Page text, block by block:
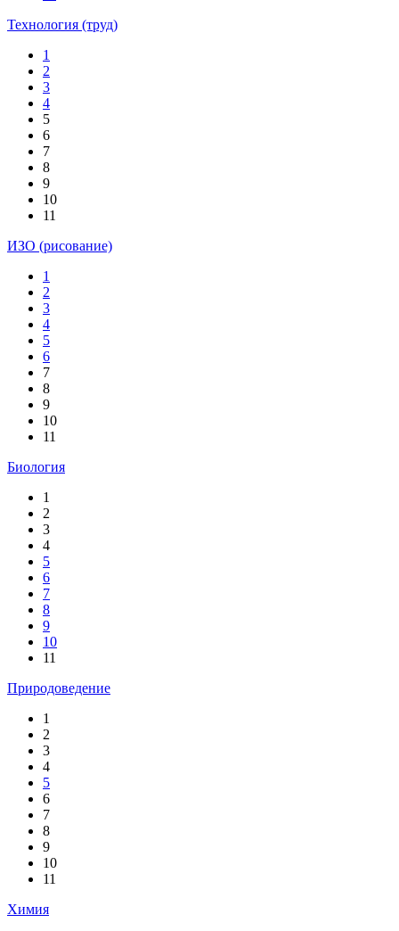
Технология (труд)
1
2
3
4
5
6
7
8
9
10
11
ИЗО (рисование)
1
2
3
4
5
6
7
8
9
10
11
Биология
1
2
3
4
5
6
7
8
9
10
11
Природоведение
1
2
3
4
5
6
7
8
9
10
11
Химия